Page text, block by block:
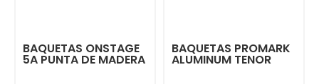
BAQUETAS ONSTAGE
5A PUNTA DE MADERA
BAQUETAS PROMARK
ALUMINUM TENOR